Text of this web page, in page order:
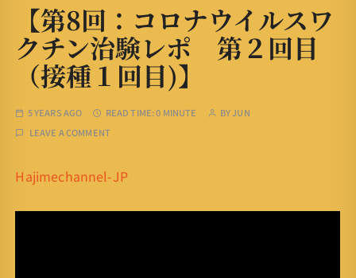
【第8回：コロナウイルスワ
クチン治験レポ 第２回目
（接種１回目)】
5 YEARS AGO READ TIME:0 MINUTE BYJUN
LEAVE A COMMENT
Hajimechannel-JP